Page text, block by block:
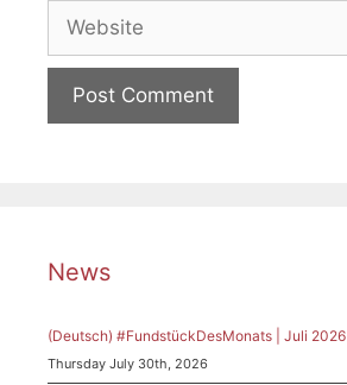
Website
News
(Deutsch) #FundstückDesMonats | Juli 2026
Thursday July 30th, 2026